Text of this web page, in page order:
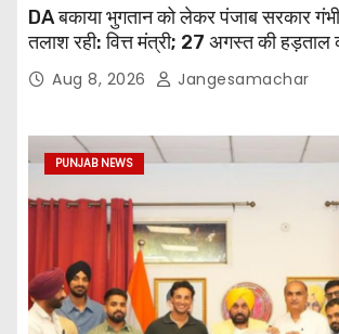
DA बकाया भुगतान को लेकर पंजाब सरकार
तलाश रही: वित्त मंत्री; 27 अगस्त की हड़ताल
Aug 8, 2026 Jangesamachar
PUNJAB NEWS